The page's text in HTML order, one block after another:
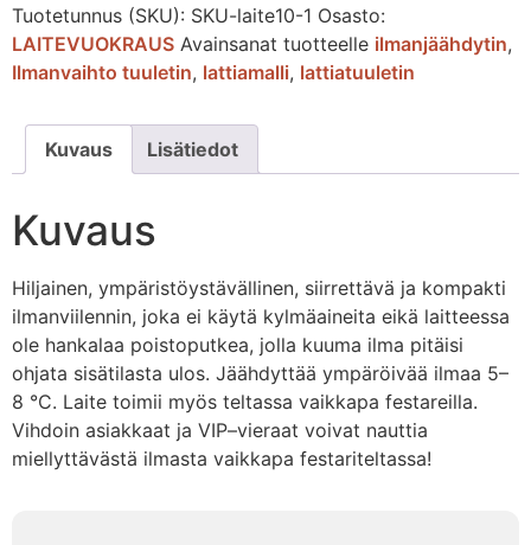
Tuotetunnus (SKU): SKU-laite10-1 Osasto:
LAITEVUOKRAUS Avainsanat tuotteelle ilmanjäähdytin,
Ilmanvaihto tuuletin, lattiamalli, lattiatuuletin
Kuvaus Lisätiedot
Kuvaus
Hiljainen, ympäristöystävällinen, siirrettävä ja kompakti
ilmanviilennin, joka ei käytä kylmäaineita eikä laitteessa
ole hankalaa poistoputkea, jolla kuuma ilma pitäisi
ohjata sisätilasta ulos. Jäähdyttää ympäröivää ilmaa 5–
8 °C. Laite toimii myös teltassa vaikkapa festareilla.
Vihdoin asiakkaat ja VIP–vieraat voivat nauttia
miellyttävästä ilmasta vaikkapa festariteltassa!